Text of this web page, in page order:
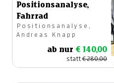
Positionsanalyse,
Fahrrad
Positionsanalyse,
Andreas Knapp
ab nur € 140,00
statt€ 280,00